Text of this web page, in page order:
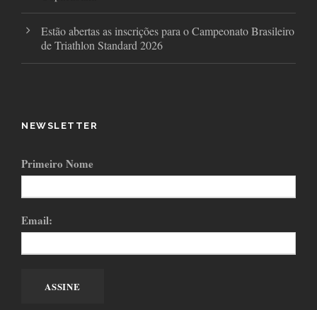
Estão abertas as inscrições para o Campeonato Brasileiro
de Triathlon Standard 2026
NEWSLETTER
Primeiro Nome
Email: